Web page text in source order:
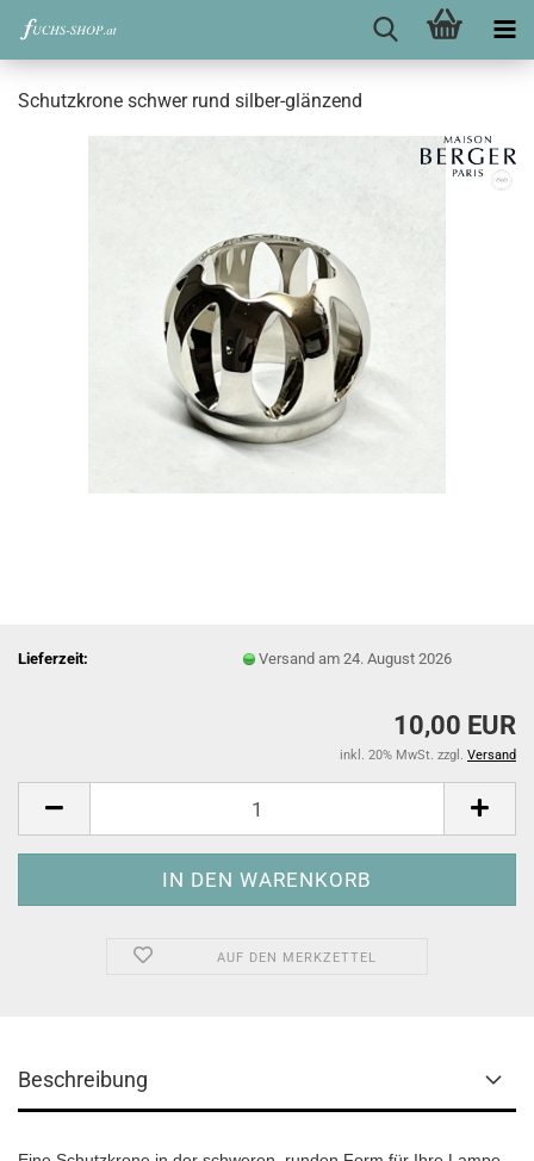
Schutzkrone schwer rund silber-glänzend
Lieferzeit: Versand am 24. August 2026
10,00 EUR
inkl. 20% MwSt. zzgl. Versand
AUF DEN MERKZETTEL
Beschreibung